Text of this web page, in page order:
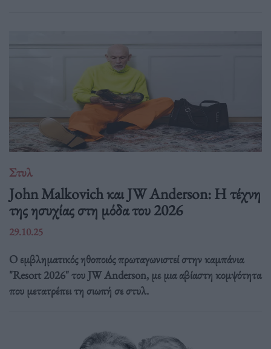
Στυλ
John Malkovich και JW Anderson: Η τέχνη
της ησυχίας στη μόδα του 2026
29.10.25
Ο εμβληματικός ηθοποιός πρωταγωνιστεί στην καμπάνια
"Resort 2026" του JW Anderson, με μια αβίαστη κομψότητα
που μετατρέπει τη σιωπή σε στυλ.